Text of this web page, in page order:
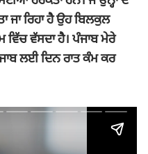
ਜਾ ਰਿਹਾ ਹੈ ਉਹ ਬਿਲਕੁਲ
ਵੱਸਦਾ ਹੈ। ਪੰਜਾਬ ਮੇਰੇ
ਲਈ ਦਿਨ ਰਾਤ ਕੰਮ ਕਰ